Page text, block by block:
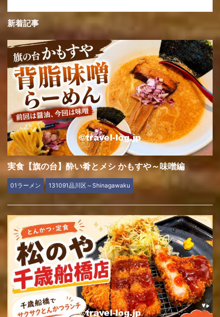
新着記事
実食【旗の台】酔い肴とメシ かもすや～味噌編
01ラーメン 131091品川区～Shinagawaku